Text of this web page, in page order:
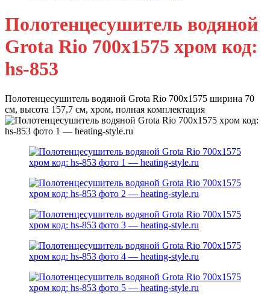
Полотенцесушитель водяной
Grota Rio 700х1575 хром код:
hs-853
Полотенцесушитель водяной Grota Rio 700х1575 ширина 70
см, высота 157,7 см, хром, полная комплектация